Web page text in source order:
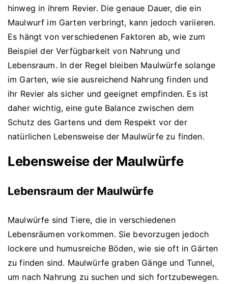
hinweg in ihrem Revier. Die genaue Dauer, die ein
Maulwurf im Garten verbringt, kann jedoch variieren.
Es hängt von verschiedenen Faktoren ab, wie zum
Beispiel der Verfügbarkeit von Nahrung und
Lebensraum. In der Regel bleiben Maulwürfe solange
im Garten, wie sie ausreichend Nahrung finden und
ihr Revier als sicher und geeignet empfinden. Es ist
daher wichtig, eine gute Balance zwischen dem
Schutz des Gartens und dem Respekt vor der
natürlichen Lebensweise der Maulwürfe zu finden.
Lebensweise der Maulwürfe
Lebensraum der Maulwürfe
Maulwürfe sind Tiere, die in verschiedenen
Lebensräumen vorkommen. Sie bevorzugen jedoch
lockere und humusreiche Böden, wie sie oft in Gärten
zu finden sind. Maulwürfe graben Gänge und Tunnel,
um nach Nahrung zu suchen und sich fortzubewegen.